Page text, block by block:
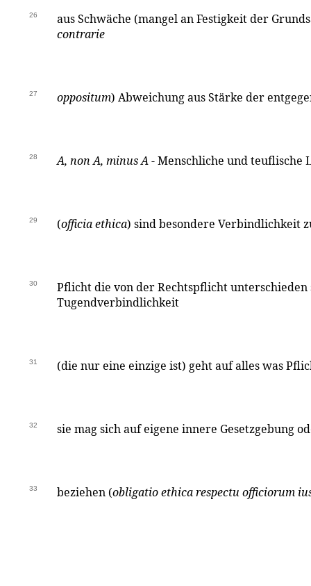
26
aus Schwäche (mangel an Festigkeit der
contrarie
27 oppositum) Abweichung aus Stärke der
28 A, non A, minus A- Menschliche und teuflische
29 (officia ethica) sind besondere Verbindlichkeit
30
Pflicht die von der Rechtspflicht
Tugendverbindlichkeit
31 (die nur eine einzige ist) geht auf alles was
32 sie mag sich auf eigene innere Gesetzgebung
33 beziehen (obligatio ethica respectu officiorum